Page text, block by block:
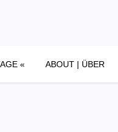
« ABOUT | ÜBER